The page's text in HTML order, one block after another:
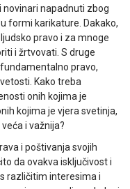
novinari napadnuti zbog
formi karikature. Dakako,
pravo i za mnoge
i žrtvovati. S druge
pravo,
Kako treba
onih kojima je
kojima je vjera svetinja,
i važnija?
i poštivanja svojih
da ovakva isključivost i
različitim interesima i